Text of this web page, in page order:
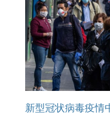
新型冠状病毒疫情